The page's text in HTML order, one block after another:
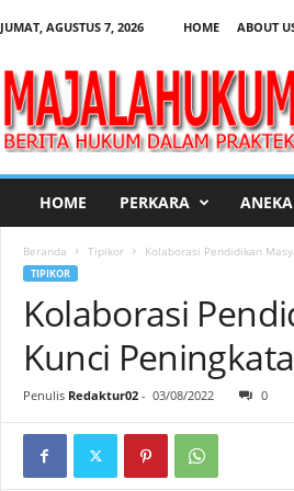
JUMAT, AGUSTUS 7, 2026 HOME ABOUT
a
HOME PERKARA
Beranda Tipikor Kolaborasi Pendidikan
TIPIKOR
Kolaborasi
Kunci
Penulis Redaktur02- 03/08/2022 0